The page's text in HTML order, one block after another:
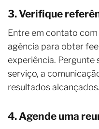
3. Verifique
Entre em contato
agência para obter
experiência. Pergunte
serviço, a
resultados alcançados.
4. Agende uma